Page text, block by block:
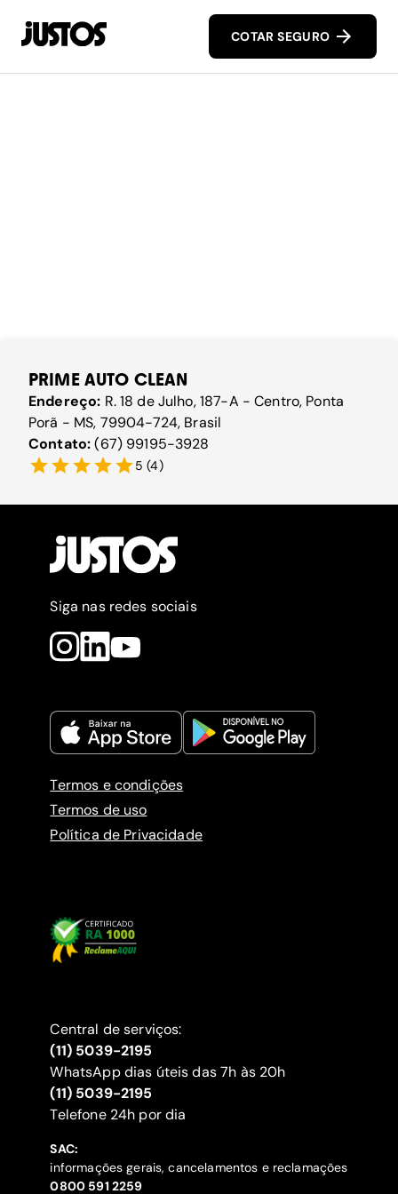
COTAR SEGURO
PRIME AUTO CLEAN
Endereço: R. 18 de Julho, 187-A - Centro, Ponta
Porã - MS, 79904-724, Brasil
Contato:(67) 99195-3928
5 (4)
Siga nas redes sociais
Termos e condições
Termos de uso
Política de Privacidade
Central de serviços:
(11) 5039-2195
WhatsApp dias úteis das 7h às 20h
(11) 5039-2195
‍Telefone 24h por dia
SAC:
informações gerais, cancelamentos e reclamações
‍0800 591 2259